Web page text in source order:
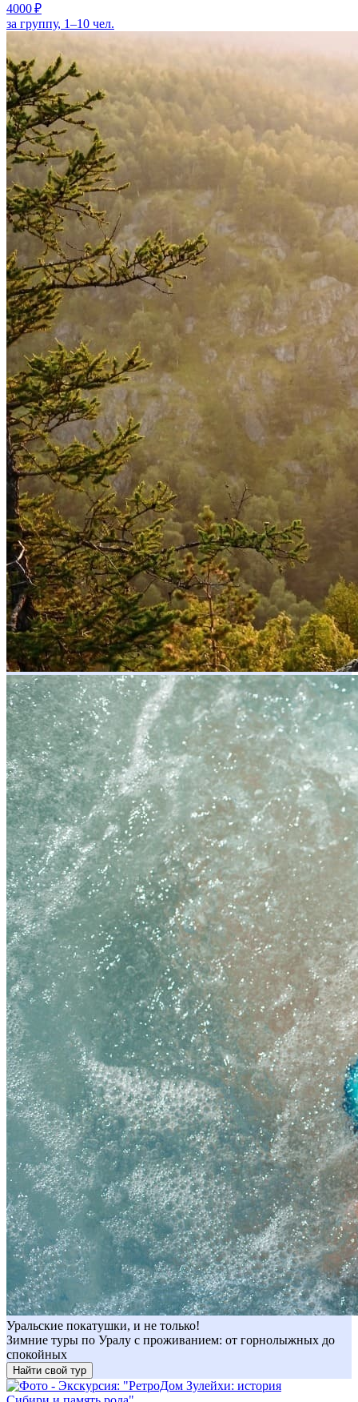
4000 ₽
за группу, 1–10 чел.
Уральские покатушки, и не только!
Зимние туры по Уралу с проживанием: от горнолыжных до
спокойных
Найти свой тур